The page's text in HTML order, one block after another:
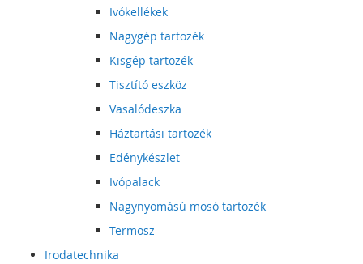
Ivókellékek
Nagygép tartozék
Kisgép tartozék
Tisztító eszköz
Vasalódeszka
Háztartási tartozék
Edénykészlet
Ivópalack
Nagynyomású mosó tartozék
Termosz
Irodatechnika